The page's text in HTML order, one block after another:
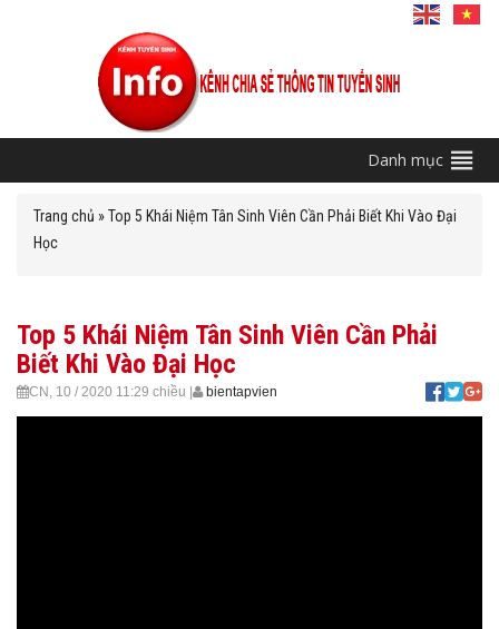
Danh mục
Trang chủ »Top 5 Khái Niệm Tân Sinh Viên Cần Phải Biết Khi Vào Đại
Học
Top 5 Khái Niệm Tân Sinh Viên Cần Phải
Biết Khi Vào Đại Học
CN, 10 / 2020 11:29 chiều bientapvien